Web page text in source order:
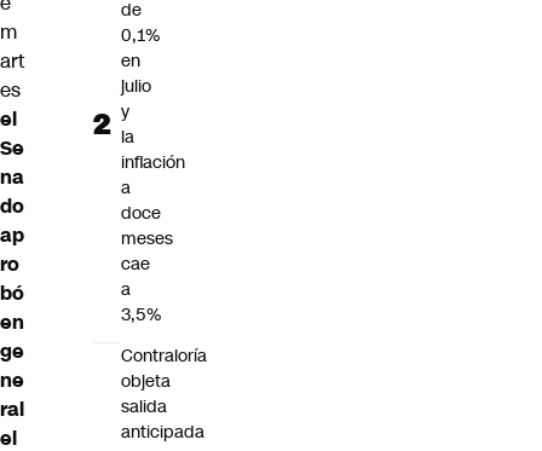
m
art
es
el
Se
na
do
ap
ro
bó
en
ge
ne
ral
el
de
0,1%
en
julio
y
la
inflación
a
doce
meses
cae
a
3,5%
Contraloría
objeta
salida
anticipada